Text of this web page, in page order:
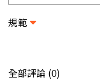
規範
全部評論 (0)